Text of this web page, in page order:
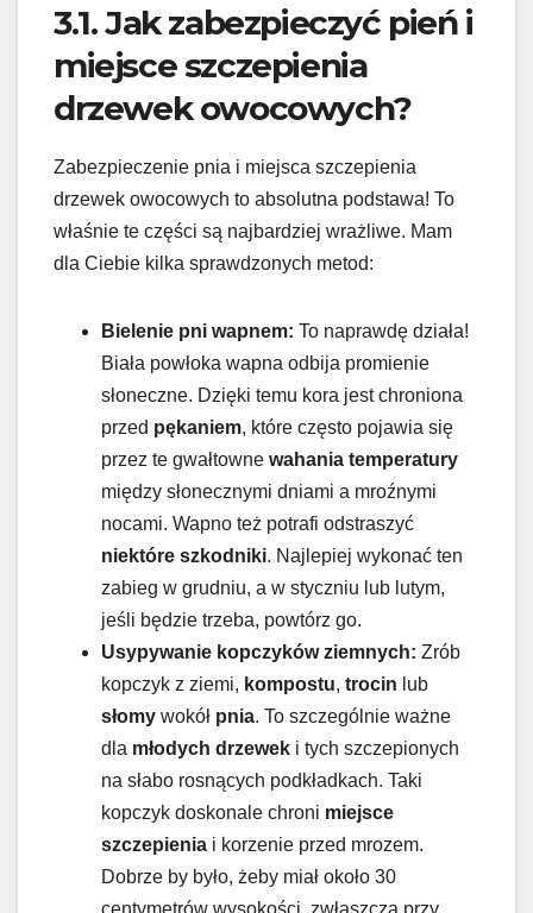
3.1. Jak zabezpieczyć pień i
miejsce szczepienia
drzewek owocowych?
Zabezpieczenie pnia i miejsca szczepienia
drzewek owocowych to absolutna podstawa! To
właśnie te części są najbardziej wrażliwe. Mam
dla Ciebie kilka sprawdzonych metod:
Bielenie pni wapnem: To naprawdę działa!
Biała powłoka wapna odbija promienie
słoneczne. Dzięki temu kora jest chroniona
przed pękaniem, które często pojawia się
przez te gwałtowne wahania temperatury
między słonecznymi dniami a mroźnymi
nocami. Wapno też potrafi odstraszyć
niektóre szkodniki. Najlepiej wykonać ten
zabieg w grudniu, a w styczniu lub lutym,
jeśli będzie trzeba, powtórz go.
Usypywanie kopczyków ziemnych: Zrób
kopczyk z ziemi, kompostu, trocin lub
słomy wokół pnia. To szczególnie ważne
dla młodych drzewek i tych szczepionych
na słabo rosnących podkładkach. Taki
kopczyk doskonale chroni miejsce
szczepienia i korzenie przed mrozem.
Dobrze by było, żeby miał około 30
centymetrów wysokości, zwłaszcza przy